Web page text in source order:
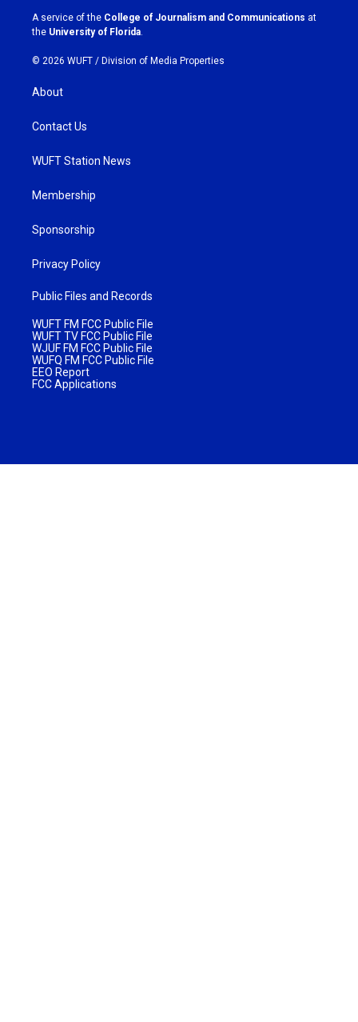
a
m
k
A service of the College of Journalism and Communications at
the University of Florida
© 2026 WUFT / Division of Media Properties
About
Contact Us
WUFT Station News
Membership
Sponsorship
Privacy Policy
Public Files and Records
WUFT FM FCC Public File
WUFT TV FCC Public File
WJUF FM FCC Public File
WUFQ FM FCC Public File
EEO Report
FCC Applications